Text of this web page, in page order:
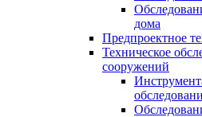
дома
Предпроектное
Техническое
сооружений